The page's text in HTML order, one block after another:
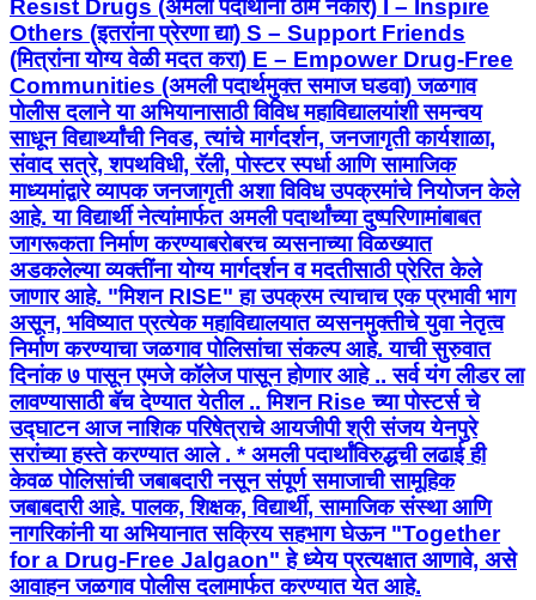
Resist Drugs (अमली पदार्थांना ठाम नकार) I – Inspire
Others (इतरांना प्रेरणा द्या) S – Support Friends
(मित्रांना योग्य वेळी मदत करा) E – Empower Drug-Free
Communities (अमली पदार्थमुक्त समाज घडवा) जळगाव
पोलीस दलाने या अभियानासाठी विविध महाविद्यालयांशी समन्वय
साधून विद्यार्थ्यांची निवड, त्यांचे मार्गदर्शन, जनजागृती कार्यशाळा,
संवाद सत्रे, शपथविधी, रॅली, पोस्टर स्पर्धा आणि सामाजिक
माध्यमांद्वारे व्यापक जनजागृती अशा विविध उपक्रमांचे नियोजन केले
आहे. या विद्यार्थी नेत्यांमार्फत अमली पदार्थांच्या दुष्परिणामांबाबत
जागरूकता निर्माण करण्याबरोबरच व्यसनाच्या विळख्यात
अडकलेल्या व्यक्तींना योग्य मार्गदर्शन व मदतीसाठी प्रेरित केले
जाणार आहे. "मिशन RISE" हा उपक्रम त्याचाच एक प्रभावी भाग
असून, भविष्यात प्रत्येक महाविद्यालयात व्यसनमुक्तीचे युवा नेतृत्व
निर्माण करण्याचा जळगाव पोलिसांचा संकल्प आहे. याची सुरुवात
दिनांक ७ पासून एमजे कॉलेज पासून होणार आहे .. सर्व यंग लीडर ला
लावण्यासाठी बॅच देण्यात येतील .. मिशन Rise च्या पोस्टर्स चे
उद्घाटन आज नाशिक परिषेत्राचे आयजीपी श्री संजय येनपुरे
सरांच्या हस्ते करण्यात आले . * अमली पदार्थांविरुद्धची लढाई ही
केवळ पोलिसांची जबाबदारी नसून संपूर्ण समाजाची सामूहिक
जबाबदारी आहे. पालक, शिक्षक, विद्यार्थी, सामाजिक संस्था आणि
नागरिकांनी या अभियानात सक्रिय सहभाग घेऊन "Together
for a Drug-Free Jalgaon" हे ध्येय प्रत्यक्षात आणावे, असे
आवाहन जळगाव पोलीस दलामार्फत करण्यात येत आहे.